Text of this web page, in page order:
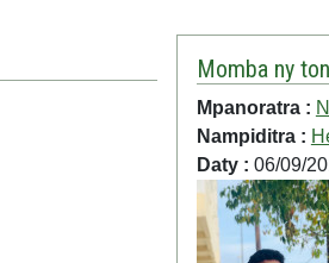
Momba ny
Mpanoratra :
Nampiditra :
Daty : 06/09/